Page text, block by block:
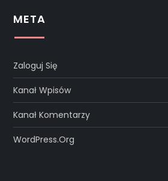
META
Zaloguj Się
Kanał Wpisów
Kanał Komentarzy
WordPress.org